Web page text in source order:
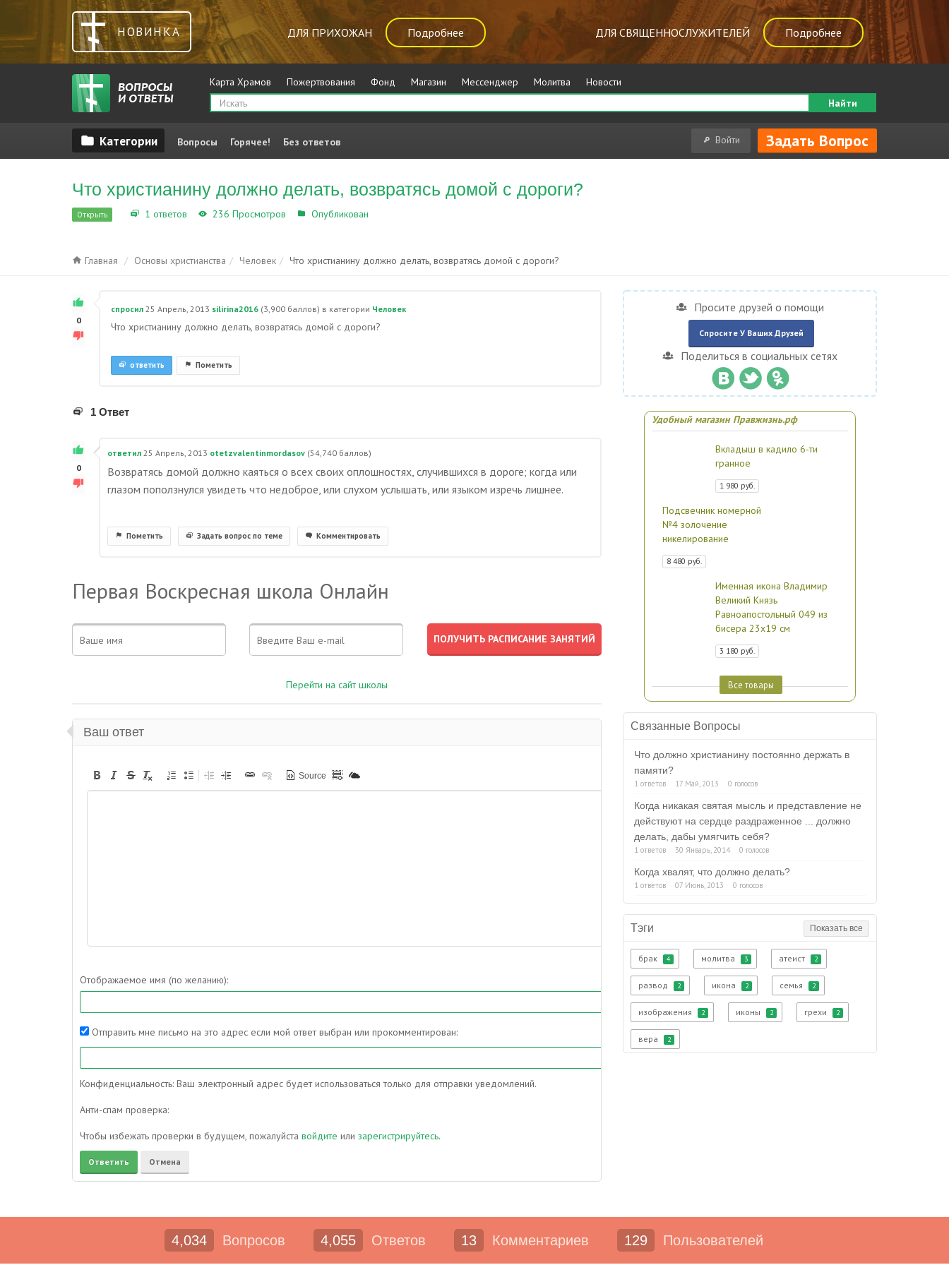
НОВИНКА ДЛЯ ПРИХОЖАН Подробнее ДЛЯ СВЯЩЕННОСЛУЖИТЕЛЕЙ Подробнее
Карта Храмов Пожертвования Фонд Магазин Мессенджер Молитва
Новости
Найти
Вопросы Горячее! Без ответов Войти Задать Вопрос
Что христианину должно делать, возвратясь домой с дороги?
Открыть 1 ответов 236 Просмотров Опубликован
Главная Основы христианства Человек Что христианину должно делать, возвратясь домой с дороги?
0
спросил 25 Апрель, 2013 silirina2016 (3,900 баллов) в категории Человек
Что христианину должно делать, возвратясь домой с дороги?
Пометить
ответить
1 Ответ
0
ответил 25 Апрель, 2013 otetzvalentinmordasov (54,740 баллов)
Возвратясь домой должно каяться о всех своих оплошностях, случившихся в дороге; когда или
глазом поползнулся увидеть что недоброе, или слухом услышать, или языком изречь лишнее.
Пометить Задать вопрос по теме Комментировать
Первая Воскресная школа Онлайн
Перейти на сайт школы
Ваш ответ
Source
Отображаемое имя (по желанию):
Отправить мне письмо на это адрес если мой ответ выбран или прокомментирован:
Конфиденциальность: Ваш электронный адрес будет использоваться только для отправки уведомлений.
Анти-спам проверка:
Чтобы избежать проверки в будущем, пожалуйста войдите или зарегистрируйтесь.
Просите друзей о помощи
Спросите У Ваших Друзей
Поделиться в социальных сетях
Удобный магазин Правжизнь.рф
Вкладыш в кадило 6-ти
гранное
1 980 руб.
Подсвечник номерной
№4 золочение
никелирование
8 480 руб.
Именная икона Владимир
Великий Князь
Равноапостольный 049 из
бисера 23х19 см
3 180 руб.
Все товары
Связанные Вопросы
Что должно христианину постоянно держать в
памяти?
1 ответов 17 Май, 2013 0 голосов
Когда никакая святая мысль и представление не
действуют на сердце раздраженное ... должно
делать, дабы умягчить себя?
1 ответов 30 Январь, 2014 0 голосов
Когда хвалят, что должно делать?
1 ответов 07 Июнь, 2013 0 голосов
Тэги Показать все
брак 4 молитва 3 атеист 2
развод 2 икона 2 семья 2
изображения 2 иконы 2 грехи 2
вера 2
4,034 Вопросов 4,055 Ответов 13 Комментариев 129 Пользователей